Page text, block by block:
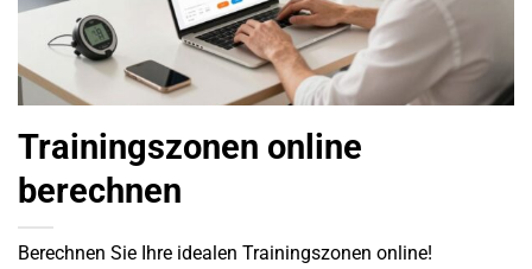
Trainingszonen online
berechnen
Berechnen Sie Ihre idealen Trainingszonen online!